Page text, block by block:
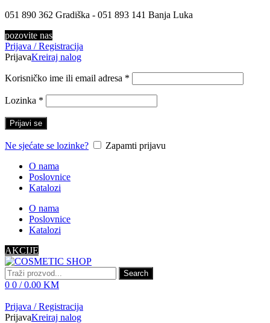
051 890 362 Gradiška - 051 893 141 Banja Luka
pozovite nas
Prijava / Registracija
PrijavaKreiraj nalog
Korisničko ime ili email adresa *
Lozinka *
Prijavi se
Ne sjećate se lozinke?
Zapamti prijavu
O nama
Poslovnice
Katalozi
O nama
Poslovnice
Katalozi
AKCIJE
Search
0 0 / 0.00 KM
Prijava / Registracija
PrijavaKreiraj nalog